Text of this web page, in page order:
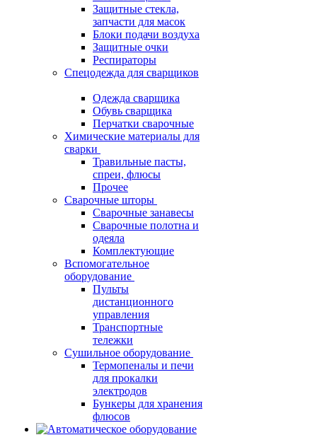
Защитные стекла,
запчасти для масок
Блоки подачи воздуха
Защитные очки
Респираторы
Спецодежда для сварщиков
Одежда сварщика
Обувь сварщика
Перчатки сварочные
Химические материалы для
сварки
Травильные пасты,
спреи, флюсы
Прочее
Сварочные шторы
Сварочные занавесы
Сварочные полотна и
одеяла
Комплектующие
Вспомогательное
оборудование
Пульты
дистанционного
управления
Транспортные
тележки
Сушильное оборудование
Термопеналы и печи
для прокалки
электродов
Бункеры для хранения
флюсов